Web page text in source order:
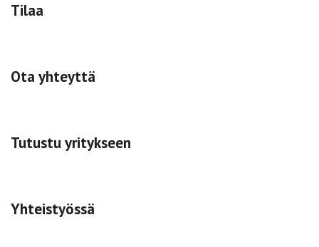
Tilaa
Ota yhteyttä
Tutustu yritykseen
Yhteistyössä